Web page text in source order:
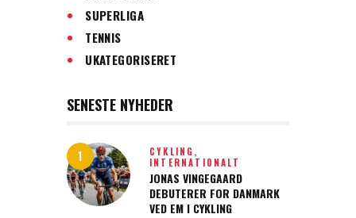
SUPERLIGA
TENNIS
UKATEGORISERET
SENESTE NYHEDER
CYKLING,
INTERNATIONALT
JONAS VINGEGAARD
DEBUTERER FOR DANMARK
VED EM I CYKLING